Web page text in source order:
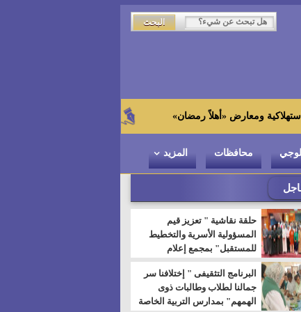
زاهي حواس من الجامعة اليابانية :
محافظات المزيد
حلقة نقاشية " تعزيز قيم
المسؤولية الأسرية والتخطيط
للمستقبل" بمجمع إعلام
السويس
البرنامج التثقيفى " إختلافنا سر
جمالنا لطلاب وطالبات ذوى
الهمهم" بمدارس التربية الخاصة